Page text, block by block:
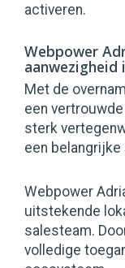
activeren.
Webpower
aanwezigheid
Met de
een
sterk
een
Webpower
uitstekende
salesteam.
volledige